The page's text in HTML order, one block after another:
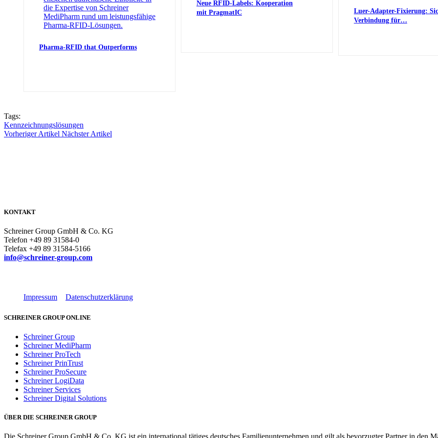
Pharma-RFID that Outperforms
Neue RFID-Labels: Kooperation
mit PragmatIC
Luer-Adapter-Fixierung:
Verbindung für…
Tags:
Kennzeichnungslösungen
Vorheriger Artikel Nächster Artikel
KONTAKT
Schreiner Group GmbH & Co. KG
Telefon +49 89 31584-0
Telefax +49 89 31584-5166
info@schreiner-group.com
Impressum Datenschutzerklärung
SCHREINER GROUP ONLINE
Schreiner Group
Schreiner MediPharm
Schreiner ProTech
Schreiner PrinTrust
Schreiner ProSecure
Schreiner LogiData
Schreiner Services
Schreiner Digital Solutions
ÜBER DIE SCHREINER GROUP